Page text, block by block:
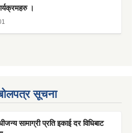
।
सूचना
सामाग्री प्रति इकाई दर विधिबाट